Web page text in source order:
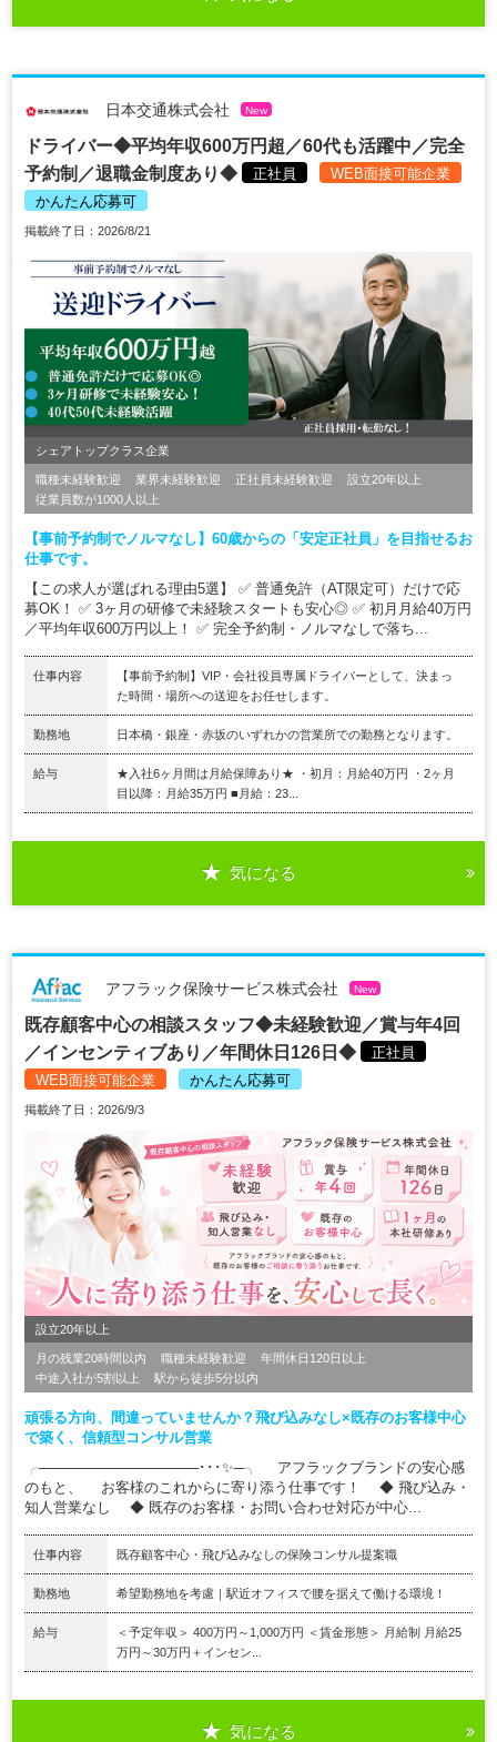
日本交通株式会社 New
ドライバー◆平均年収600万円超／60代も活躍中／完全
予約制／退職金制度あり◆
正社員
WEB面接可能企業
かんたん応募可
掲載終了日：2026/8/21
シェアトップクラス企業
職種未経験歓迎 業界未経験歓迎 正社員未経験歓迎
設立20年以上
従業員数が1000人以上
【事前予約制でノルマなし】60歳からの「安定正社員」を目指せるお
仕事です。
【この求人が選ばれる理由5選】 ✅ 普通免許（AT限定可）だけで応
募OK！ ✅ 3ヶ月の研修で未経験スタートも安心◎ ✅ 初月月給40万円
／平均年収600万円以上！ ✅ 完全予約制・ノルマなしで落ち...
仕事内容
【事前予約制】VIP・会社役員専属ドライバーとして、決まっ
た時間・場所への送迎をお任せします。
勤務地 日本橋・銀座・赤坂のいずれかの営業所での勤務となります。
給与
★入社6ヶ月間は月給保障あり★ ・初月：月給40万円 ・2ヶ月
目以降：月給35万円 ■月給：23...
気になる
アフラック保険サービス株式会社 New
既存顧客中心の相談スタッフ◆未経験歓迎／賞与年4回
／インセンティブあり／年間休日126日◆
正社員
WEB面接可能企業
かんたん応募可
掲載終了日：2026/9/3
設立20年以上
月の残業20時間以内 職種未経験歓迎
年間休日120日以上
中途入社が5割以上
駅から徒歩5分以内
頑張る方向、間違っていませんか？飛び込みなし×既存のお客様中心
で築く、信頼型コンサル営業
╭────────────────･･･✨─╮ アフラックブランドの安心感
のもと、 お客様のこれからに寄り添う仕事です！ ◆ 飛び込み・
知人営業なし ◆ 既存のお客様・お問い合わせ対応が中心...
仕事内容 既存顧客中心・飛び込みなしの保険コンサル提案職
勤務地 希望勤務地を考慮｜駅近オフィスで腰を据えて働ける環境！
給与
＜予定年収＞ 400万円～1,000万円 ＜賃金形態＞ 月給制 月給25
万円～30万円＋インセン...
気になる